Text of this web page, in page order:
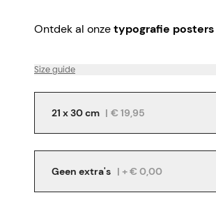
Ontdek al onzetypografie posters
Size guide
21 x 30 cm | € 19,95
Geen extra's | + € 0,00